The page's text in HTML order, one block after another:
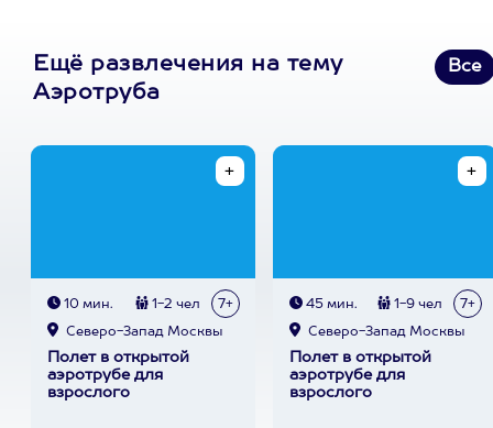
Ещё развлечения на тему
Аэротруба
Все
10 мин. 1-2 чел 7+
Северо-Запад Москвы
Полет в открытой
аэротрубе для
взрослого
45 мин. 1-9 чел 7+
Северо-Запад Москвы
Полет в открытой
аэротрубе для
взрослого